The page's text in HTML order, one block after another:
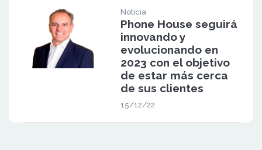
Noticia
Phone House seguirá
innovando y
evolucionando en
2023 con el objetivo
de estar más cerca
de sus clientes
15/12/22